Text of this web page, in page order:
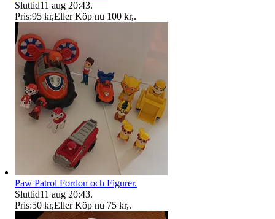
Sluttid11 aug 20:43.
Pris:95 kr,Eller Köp nu 100 kr,.
Paw Patrol Fordon och Figurer.
Sluttid11 aug 20:43.
Pris:50 kr,Eller Köp nu 75 kr,.